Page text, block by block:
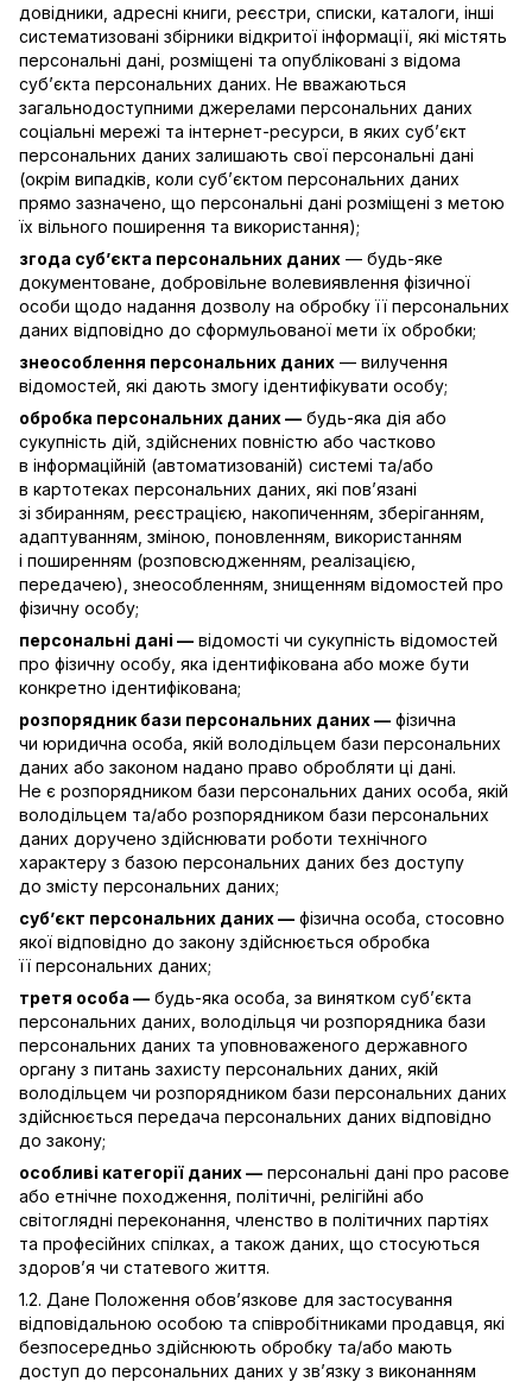
довідники, адресні книги, реєстри, списки, каталоги, інші
систематизовані збірники відкритої інформації, які містять
персональні дані, розміщені та опубліковані з відома
суб’єкта персональних даних. Не вважаються
загальнодоступними джерелами персональних даних
соціальні мережі та інтернет-ресурси, в яких суб’єкт
персональних даних залишають свої персональні дані
(окрім випадків, коли суб’єктом персональних даних
прямо зазначено, що персональні дані розміщені з метою
їх вільного поширення та використання);
згода суб’єкта персональних даних — будь-яке
документоване, добровільне волевиявлення фізичної
особи щодо надання дозволу на обробку її персональних
даних відповідно до сформульованої мети їх обробки;
знеособлення персональних даних — вилучення
відомостей, які дають змогу ідентифікувати особу;
обробка персональних даних — будь-яка дія або
сукупність дій, здійснених повністю або частково
в інформаційній (автоматизованій) системі та/або
в картотеках персональних даних, які пов’язані
зі збиранням, реєстрацією, накопиченням, зберіганням,
адаптуванням, зміною, поновленням, використанням
і поширенням (розповсюдженням, реалізацією,
передачею), знеособленням, знищенням відомостей про
фізичну особу;
персональні дані — відомості чи сукупність відомостей
про фізичну особу, яка ідентифікована або може бути
конкретно ідентифікована;
розпорядник бази персональних даних — фізична
чи юридична особа, якій володільцем бази персональних
даних або законом надано право обробляти ці дані.
Не є розпорядником бази персональних даних особа, якій
володільцем та/або розпорядником бази персональних
даних доручено здійснювати роботи технічного
характеру з базою персональних даних без доступу
до змісту персональних даних;
суб’єкт персональних даних — фізична особа, стосовно
якої відповідно до закону здійснюється обробка
її персональних даних;
третя особа — будь-яка особа, за винятком суб’єкта
персональних даних, володільця чи розпорядника бази
персональних даних та уповноваженого державного
органу з питань захисту персональних даних, якій
володільцем чи розпорядником бази персональних даних
здійснюється передача персональних даних відповідно
до закону;
особливі категорії даних — персональні дані про расове
або етнічне походження, політичні, релігійні або
світоглядні переконання, членство в політичних партіях
та професійних спілках, а також даних, що стосуються
здоров’я чи статевого життя.
1.2. Дане Положення обов’язкове для застосування
відповідальною особою та співробітниками продавця, які
безпосередньо здійснюють обробку та/або мають
доступ до персональних даних у зв’язку з виконанням